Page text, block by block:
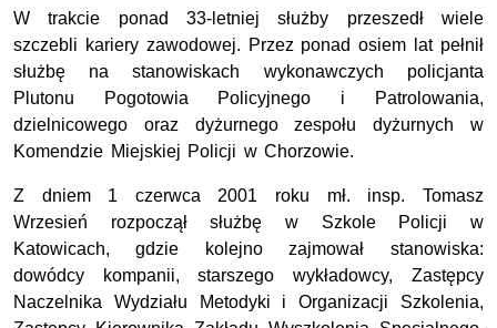
W trakcie ponad 33-letniej służby przeszedł wiele
szczebli kariery zawodowej. Przez ponad osiem lat pełnił
służbę na stanowiskach wykonawczych policjanta
Plutonu Pogotowia Policyjnego i Patrolowania,
dzielnicowego oraz dyżurnego zespołu dyżurnych w
Komendzie Miejskiej Policji w Chorzowie.
Z dniem 1 czerwca 2001 roku mł. insp. Tomasz
Wrzesień rozpoczął służbę w Szkole Policji w
Katowicach, gdzie kolejno zajmował stanowiska:
dowódcy kompanii, starszego wykładowcy, Zastępcy
Naczelnika Wydziału Metodyki i Organizacji Szkolenia,